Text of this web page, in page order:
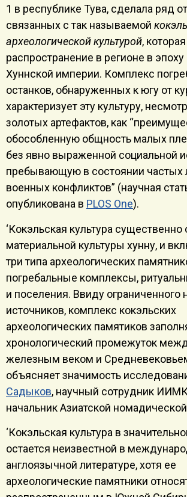
1 в республике Тува, сделала ряд
связанных с так называемой
археологической культурой,
распространение в регионе в
Хуннской империи. Комплекс
останков, обнаруженных к югу от
характеризует эту культуру,
золотых артефактов, как
обособленную общность малых
без явно выраженной социальной
пребывающую в состоянии частых
военных конфликтов” (научная
опубликована в PLOS One).
‘Кокэльская культура существенно
материальной культуры хунну, и
три типа археологических
погребальные комплексы,
и поселения. Ввиду ограниченного
источников, комплекс кокэльских
археологических памятиков
хронологический промежуток
железным веком и
объясняет значимость
Садыков, научный сотрудник
начальник Азиатской
‘Кокэльская культура в
остается неизвестной в
англоязычной литературе, хотя ее
археологические памятники